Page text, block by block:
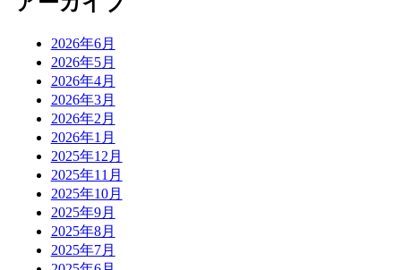
2026年6月
2026年5月
2026年4月
2026年3月
2026年2月
2026年1月
2025年12月
2025年11月
2025年10月
2025年9月
2025年8月
2025年7月